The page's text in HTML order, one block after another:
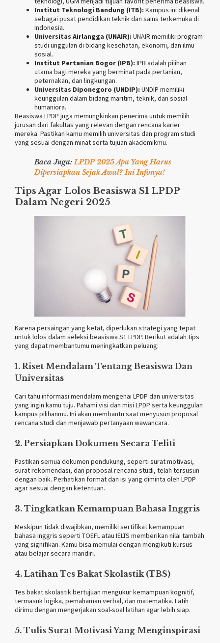
Institut Teknologi Bandung (ITB): Kampus ini dikenal
sebagai pusat pendidikan teknik dan sains terkemuka di
Indonesia.
Universitas Airlangga (UNAIR): UNAIR memiliki program
studi unggulan di bidang kesehatan, ekonomi, dan ilmu
sosial.
Institut Pertanian Bogor (IPB): IPB adalah pilihan
utama bagi mereka yang berminat pada pertanian,
peternakan, dan lingkungan.
Universitas Diponegoro (UNDIP): UNDIP memiliki
keunggulan dalam bidang maritim, teknik, dan sosial
humaniora.
Beasiswa LPDP juga memungkinkan penerima untuk memilih
jurusan dari fakultas yang relevan dengan rencana karier
mereka. Pastikan kamu memilih universitas dan program studi
yang sesuai dengan minat serta tujuan akademikmu.
Baca Juga: LPDP 2025 Apa Yang Harus
Dipersiapkan Sejak Awal? Ini Infonya!
Tips Agar Lolos Beasiswa S1 LPDP
Dalam Negeri 2025
Karena persaingan yang ketat, diperlukan strategi yang tepat
untuk lolos dalam seleksi beasiswa S1 LPDP. Berikut adalah tips
yang dapat membantumu meningkatkan peluang:
1. Riset Mendalam Tentang Beasiswa Dan
Universitas
Cari tahu informasi mendalam mengenai LPDP dan universitas
yang ingin kamu tuju. Pahami visi dan misi LPDP serta keunggulan
kampus pilihanmu. Ini akan membantu saat menyusun proposal
rencana studi dan menjawab pertanyaan wawancara.
2. Persiapkan Dokumen Secara Teliti
Pastikan semua dokumen pendukung, seperti surat motivasi,
surat rekomendasi, dan proposal rencana studi, telah tersusun
dengan baik. Perhatikan format dan isi yang diminta oleh LPDP
agar sesuai dengan ketentuan.
3. Tingkatkan Kemampuan Bahasa Inggris
Meskipun tidak diwajibkan, memiliki sertifikat kemampuan
bahasa Inggris seperti TOEFL atau IELTS memberikan nilai tambah
yang signifikan. Kamu bisa memulai dengan mengikuti kursus
atau belajar secara mandiri.
4. Latihan Tes Bakat Skolastik (TBS)
Tes bakat skolastik bertujuan mengukur kemampuan kognitif,
termasuk logika, pemahaman verbal, dan matematika. Latih
dirimu dengan mengerjakan soal-soal latihan agar lebih siap.
5. Tulis Surat Motivasi Yang Menginspirasi